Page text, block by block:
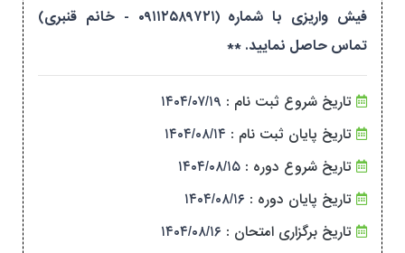
فیش واریزی با شماره (۰۹۱۱۲۵۸۹۷۲۱ - خانم قنبری)
تماس حاصل نمایید. **
تاریخ شروع ثبت نام : ۱۴۰۴/۰۷/۱۹
تاریخ پایان ثبت نام : ۱۴۰۴/۰۸/۱۴
تاریخ شروع دوره : ۱۴۰۴/۰۸/۱۵
تاریخ پایان دوره : ۱۴۰۴/۰۸/۱۶
تاریخ برگزاری امتحان : ۱۴۰۴/۰۸/۱۶